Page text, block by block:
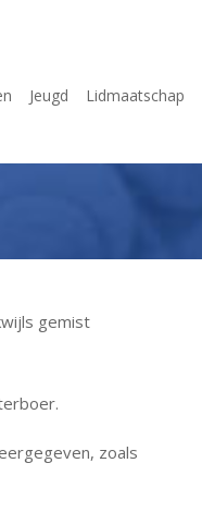
Jeugd Lidmaatschap
gemist
zoals